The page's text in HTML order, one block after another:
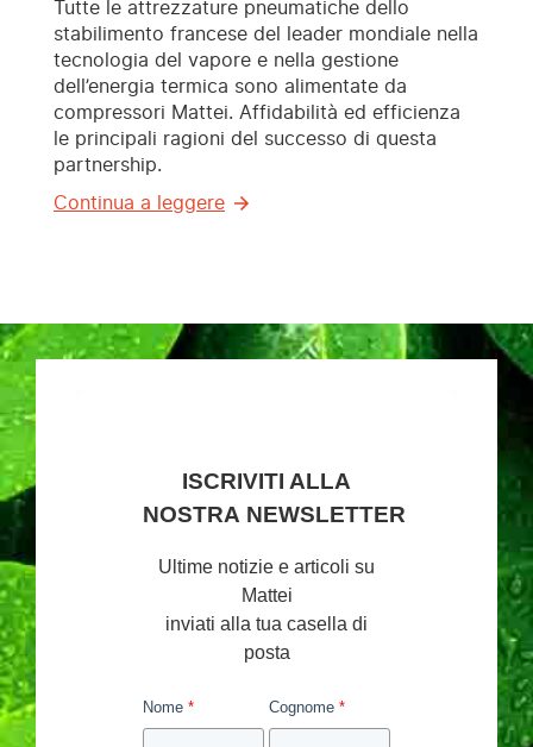
Tutte le attrezzature pneumatiche dello
stabilimento francese del leader mondiale nella
tecnologia del vapore e nella gestione
dell’energia termica sono alimentate da
compressori Mattei. Affidabilità ed efficienza
le principali ragioni del successo di questa
partnership.
Continua a leggere